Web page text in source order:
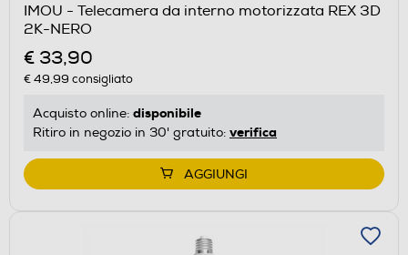
IMOU - Telecamera da interno motorizzata REX 3D
2K-NERO
€ 33,90
€ 49,99 consigliato
Acquisto online: disponibile
Ritiro in negozio in 30' gratuito: verifica
AGGIUNGI